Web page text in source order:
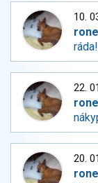
10.
ráda!
22.
20.